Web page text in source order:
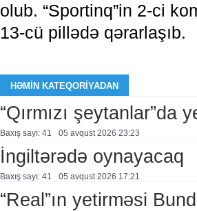
olub. “Sportinq”in 2-ci
13-cü pillədə qərarlaşıb.
HƏMIN KATEQORIYADAN
“Qırmızı şeytanlar”da
Baxış sayı: 41 05 avqust 2026 23:23
İngiltərədə oynayacaq
Baxış sayı: 41 05 avqust 2026 17:21
“Real”ın yetirməsi